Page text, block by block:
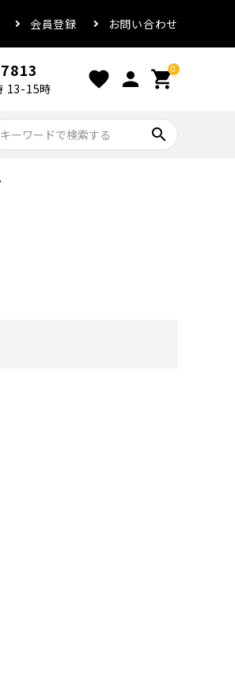
会員登録 お問い合わせ
13-15時 favorite person 0
shopping_cart
search